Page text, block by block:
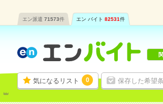
エン派遣 71573件 エン バイト 82531件
気になるリスト 0 保存した希望